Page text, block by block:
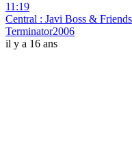
11:19
Central : Javi Boss &
Terminator2006
il y a 16 ans